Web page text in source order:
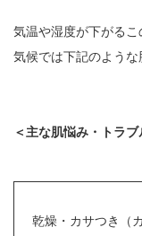
気温や湿度が下がる
気候では下記のような
＜主な肌悩み・トラブ
乾燥・カサつき（